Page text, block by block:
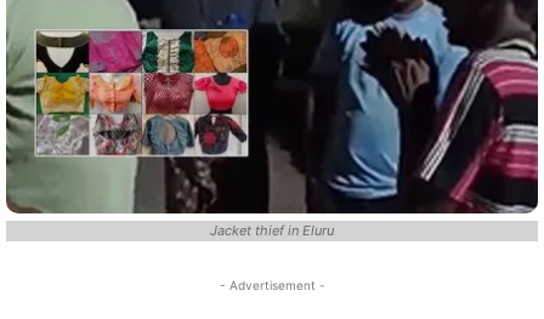
Jacket thief in Eluru
- Advertisement -